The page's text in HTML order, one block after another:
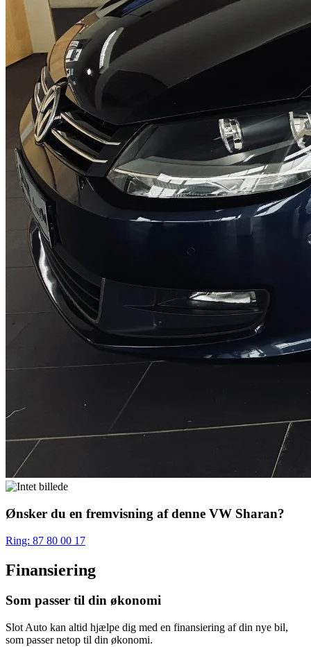
Ønsker du en fremvisning af denne VW Sharan?
Ring: 87 80 00 17
Finansiering
Som passer til din økonomi
Slot Auto kan altid hjælpe dig med en finansiering af din nye bil,
som passer netop til din økonomi.